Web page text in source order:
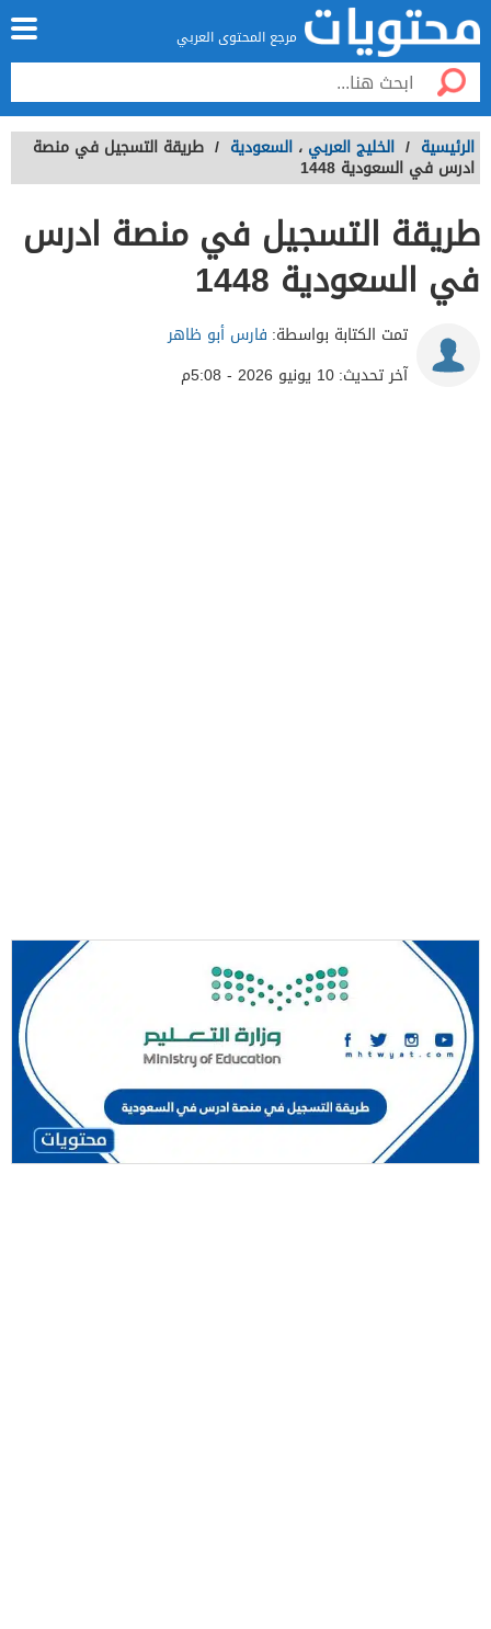
مرجع المحتوى العربي
الرئيسية / الخليج العربي ، السعودية / طريقة التسجيل في منصة
ادرس في السعودية 1448
طريقة التسجيل في منصة ادرس
في السعودية 1448
تمت الكتابة بواسطة: فارس أبو ظاهر
آخر تحديث:10 يونيو 2026 - 5:08م